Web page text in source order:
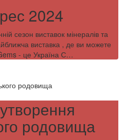
2024
сезон виставок мінералів та
виставка , де ви можете
- це Україна С…
утворення
родовища